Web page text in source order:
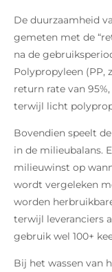
De duurzaamheid
gemeten met de
na de
Polypropyleen (PP,
return rate van
terwijl licht
Bovendien speelt
in de milieubalans.
milieuwinst op
wordt vergeleken
worden
terwijl leveranciers
gebruik wel 100+
Bij het wassen van